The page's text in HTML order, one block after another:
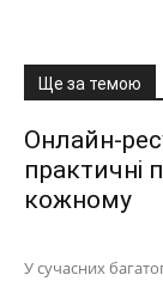
Ще за темою
Онлайн-
практичні
кожному
У сучасних